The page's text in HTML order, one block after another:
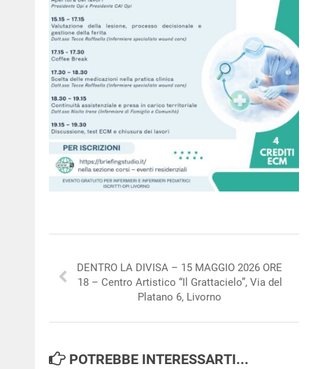
DENTRO LA DIVISA – 15 MAGGIO 2026 ORE
18 – Centro Artistico “Il Grattacielo”, Via del
Platano 6, Livorno
POTREBBE INTERESSARTI...